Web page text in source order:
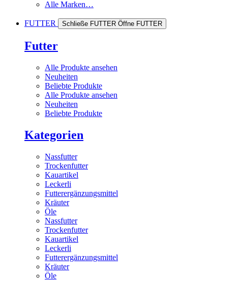
Alle Marken…
FUTTER Schließe FUTTER Öffne FUTTER
Futter
Alle Produkte ansehen
Neuheiten
Beliebte Produkte
Alle Produkte ansehen
Neuheiten
Beliebte Produkte
Kategorien
Nassfutter
Trockenfutter
Kauartikel
Leckerli
Futterergänzungsmittel
Kräuter
Öle
Nassfutter
Trockenfutter
Kauartikel
Leckerli
Futterergänzungsmittel
Kräuter
Öle